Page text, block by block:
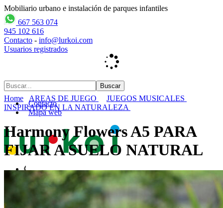
Mobiliario urbano e instalación de parques infantiles
667 563 074
945 102 616
Contacto - info@lurkoi.com
Usuarios registrados
Contacto
Mapa web
Home AREAS DE JUEGO
JUEGOS MUSICALES
INSPIRADO EN LA NATURALEZA
Harmony Flowers A5 PARA
FIJAR A SUELO NATURAL